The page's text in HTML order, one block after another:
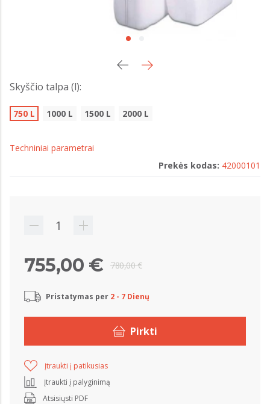
Skyščio talpa (l):
750 L 1000 L 1500 L 2000 L
Techniniai parametrai
Prekės kodas: 42000101
780,00 €
755,00 €
Pristatymas per 2 - 7 Dienų
Pirkti
Įtraukti į patikusias
Įtraukti į palyginimą
Atsisiųsti PDF